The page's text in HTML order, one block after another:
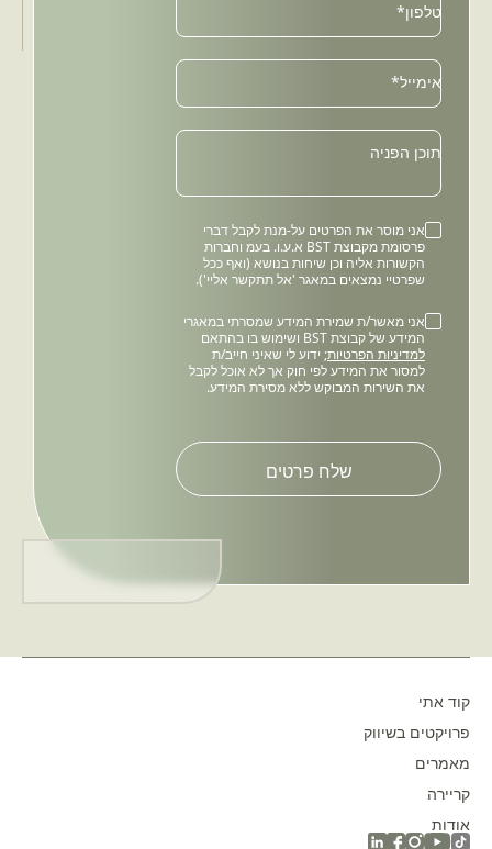
טלפון*
Email
אימייל*
תוכן הפניה
אני מוסר את הפרטים על-מנת לקבל דברי
פרסומת מקבוצת BST א.ע.ו. בעמ וחברות
הקשורות אליה וכן שיחות בנושא (ואף ככל
שפרטיי נמצאים במאגר 'אל תתקשר אליי').
אני מאשר/ת שמירת המידע שמסרתי במאגרי
המידע של קבוצת BST ושימוש בו בהתאם
למדיניות הפרטיות; ידוע לי שאיני חייב/ת
למסור את המידע לפי חוק אך לא אוכל לקבל
את השירות המבוקש ללא מסירת המידע.
leave
this
אודות
קריירה
מאמרים
פרויקטים בשיווק
קוד אתי